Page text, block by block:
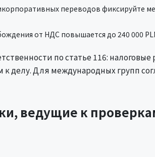
переводов фиксируйте
от НДС повышается до 240 000
по статье 116:
делу. Для международных групп
ведущие к